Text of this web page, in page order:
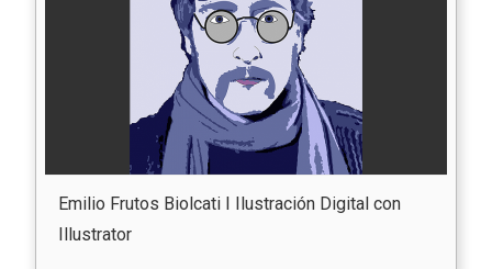
Emilio Frutos Biolcati I Ilustración Digital con
Illustrator